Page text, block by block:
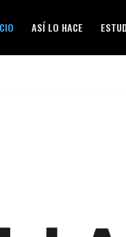
ASÍ LO HACE